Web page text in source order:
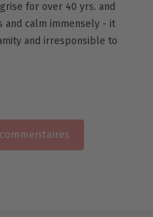
for over 40 yrs. and
and calm immensely - it
and irresponsible to